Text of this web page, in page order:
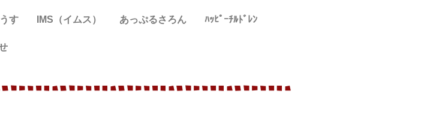
す IMS（イムス） あっぷるさろん ﾊｯﾋﾟｰﾁﾙﾄﾞﾚﾝ